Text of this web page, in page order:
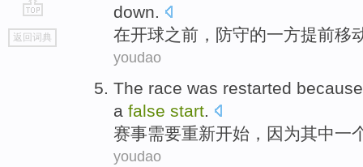
go
top
返回词典
down.
在开球之前 ， 防守的一方提前移
youdao
The race was restarted because
a false start.
赛事需要重新开始， 因为其中一
youdao